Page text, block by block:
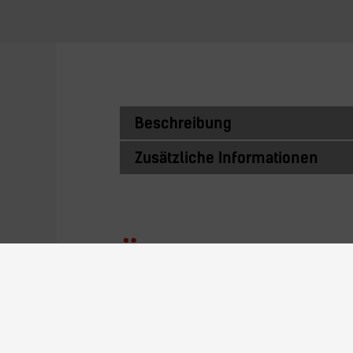
Beschreibung
Zusätzliche Informationen